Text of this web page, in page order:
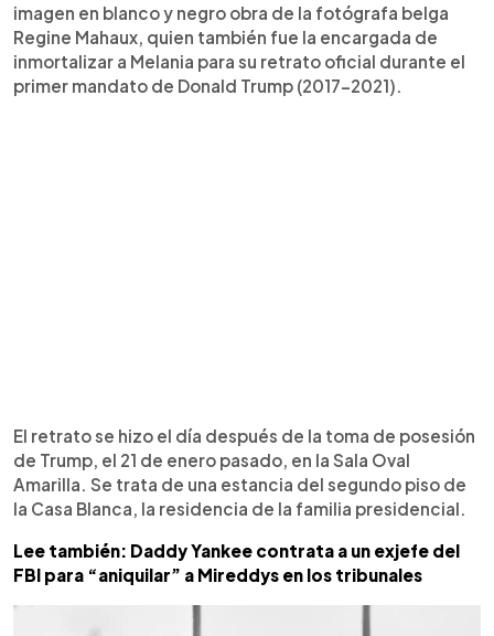
imagen en blanco y negro obra de la fotógrafa belga
Regine Mahaux, quien también fue la encargada de
inmortalizar a Melania para su retrato oficial durante el
primer mandato de Donald Trump (2017-2021).
El retrato se hizo el día después de la toma de posesión
de Trump, el 21 de enero pasado, en la Sala Oval
Amarilla. Se trata de una estancia del segundo piso de
la Casa Blanca, la residencia de la familia presidencial.
Lee también: Daddy Yankee contrata a un exjefe del
FBI para “aniquilar” a Mireddys en los tribunales